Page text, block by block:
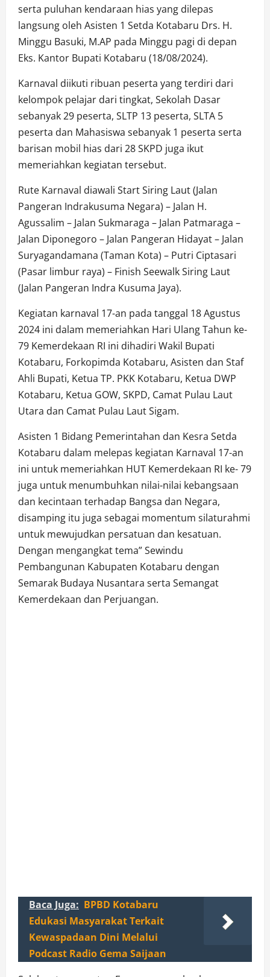
serta puluhan kendaraan hias yang dilepas
langsung oleh Asisten 1 Setda Kotabaru Drs. H.
Minggu Basuki, M.AP pada Minggu pagi di depan
Eks. Kantor Bupati Kotabaru (18/08/2024).
Karnaval diikuti ribuan peserta yang terdiri dari
kelompok pelajar dari tingkat, Sekolah Dasar
sebanyak 29 peserta, SLTP 13 peserta, SLTA 5
peserta dan Mahasiswa sebanyak 1 peserta serta
barisan mobil hias dari 28 SKPD juga ikut
memeriahkan kegiatan tersebut.
Rute Karnaval diawali Start Siring Laut (Jalan
Pangeran Indrakusuma Negara) – Jalan H.
Agussalim – Jalan Sukmaraga – Jalan Patmaraga –
Jalan Diponegoro – Jalan Pangeran Hidayat – Jalan
Suryagandamana (Taman Kota) – Putri Ciptasari
(Pasar limbur raya) – Finish Seewalk Siring Laut
(Jalan Pangeran Indra Kusuma Jaya).
Kegiatan karnaval 17-an pada tanggal 18 Agustus
2024 ini dalam memeriahkan Hari Ulang Tahun ke-
79 Kemerdekaan RI ini dihadiri Wakil Bupati
Kotabaru, Forkopimda Kotabaru, Asisten dan Staf
Ahli Bupati, Ketua TP. PKK Kotabaru, Ketua DWP
Kotabaru, Ketua GOW, SKPD, Camat Pulau Laut
Utara dan Camat Pulau Laut Sigam.
Asisten 1 Bidang Pemerintahan dan Kesra Setda
Kotabaru dalam melepas kegiatan Karnaval 17-an
ini untuk memeriahkan HUT Kemerdekaan RI ke- 79
juga untuk menumbuhkan nilai-nilai kebangsaan
dan kecintaan terhadap Bangsa dan Negara,
disamping itu juga sebagai momentum silaturahmi
untuk mewujudkan persatuan dan kesatuan.
Dengan mengangkat tema” Sewindu
Pembangunan Kabupaten Kotabaru dengan
Semarak Budaya Nusantara serta Semangat
Kemerdekaan dan Perjuangan.
Baca Juga: BPBD Kotabaru
Edukasi Masyarakat Terkait
Kewaspadaan Dini Melalui
Podcast Radio Gema Saijaan